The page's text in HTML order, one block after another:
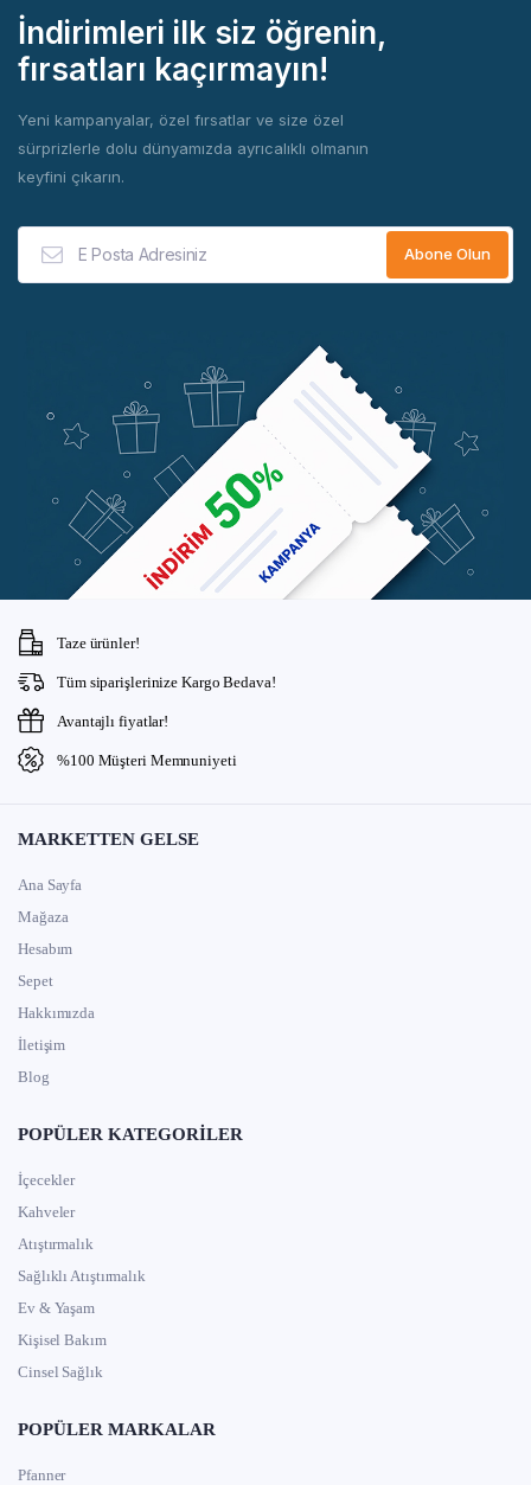
Beş nesildir devam eden tutku ve uzmanlıkla üretilen
Goppion kahveleri, geleneksel İtalyan espresso kültürünü
zengin, aromatik ve kaliteli bir içim deneyimi sunar.
İndirimleri ilk siz öğrenin,
fırsatları kaçırmayın!
Yeni kampanyalar, özel fırsatlar ve size özel
sürprizlerle dolu dünyamızda ayrıcalıklı olmanın
keyfini çıkarın.
Taze ürünler!
Tüm siparişlerinize Kargo Bedava!
Avantajlı fiyatlar!
%100 Müşteri Memnuniyeti
MARKETTEN GELSE
Ana Sayfa
Mağaza
Hesabım
Sepet
Hakkımızda
İletişim
Blog
POPÜLER KATEGORILER
İçecekler
Kahveler
Atıştırmalık
Sağlıklı Atıştırmalık
Ev & Yaşam
Kişisel Bakım
Cinsel Sağlık
POPÜLER MARKALAR
Pfanner